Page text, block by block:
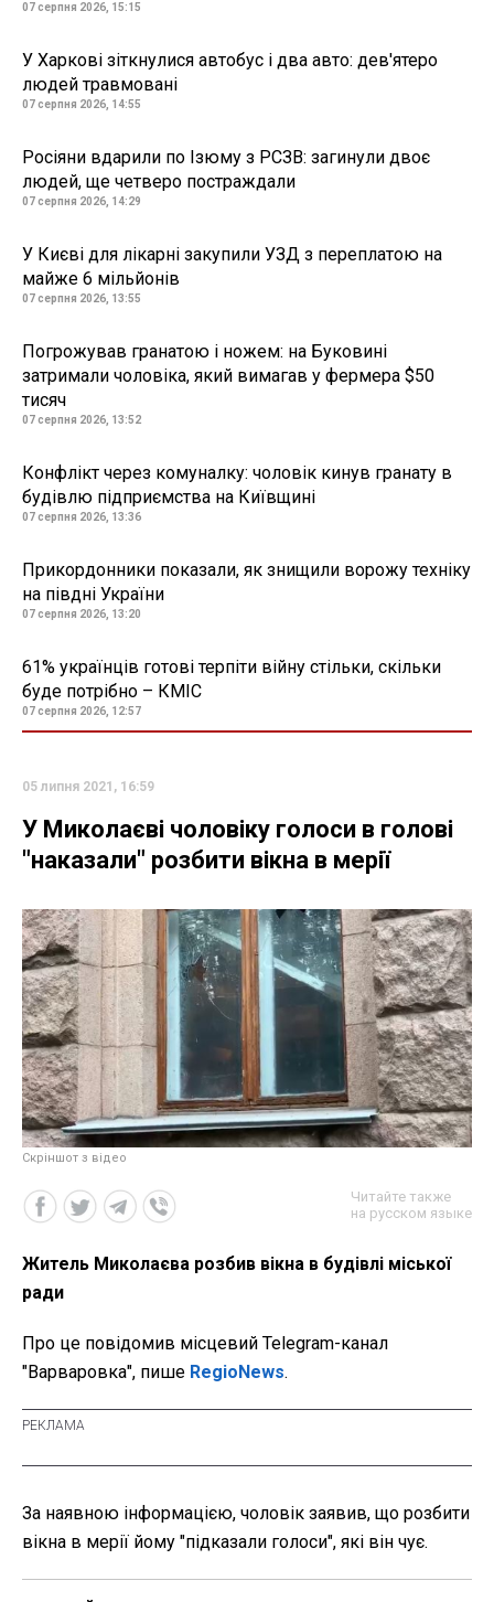
07 серпня 2026, 15:15
У Харкові зіткнулися автобус і два авто: дев'ятеро
людей травмовані
07 серпня 2026, 14:55
Росіяни вдарили по Ізюму з РСЗВ: загинули двоє
людей, ще четверо постраждали
07 серпня 2026, 14:29
У Києві для лікарні закупили УЗД з переплатою на
майже 6 мільйонів
07 серпня 2026, 13:55
Погрожував гранатою і ножем: на Буковині
затримали чоловіка, який вимагав у фермера $50
тисяч
07 серпня 2026, 13:52
Конфлікт через комуналку: чоловік кинув гранату в
будівлю підприємства на Київщині
07 серпня 2026, 13:36
Прикордонники показали, як знищили ворожу техніку
на півдні України
07 серпня 2026, 13:20
61% українців готові терпіти війну стільки, скільки
буде потрібно – КМІС
07 серпня 2026, 12:57
05 липня 2021, 16:59
У Миколаєві чоловіку голоси в голові
"наказали" розбити вікна в мерії
Скріншот з відео
Читайте также
на русском языке
Житель Миколаєва розбив вікна в будівлі міської
ради
Про це повідомив місцевий Telegram-канал
"Варваровка", пише RegioNews.
За наявною інформацією, чоловік заявив, що розбити
вікна в мерії йому "підказали голоси", які він чує.